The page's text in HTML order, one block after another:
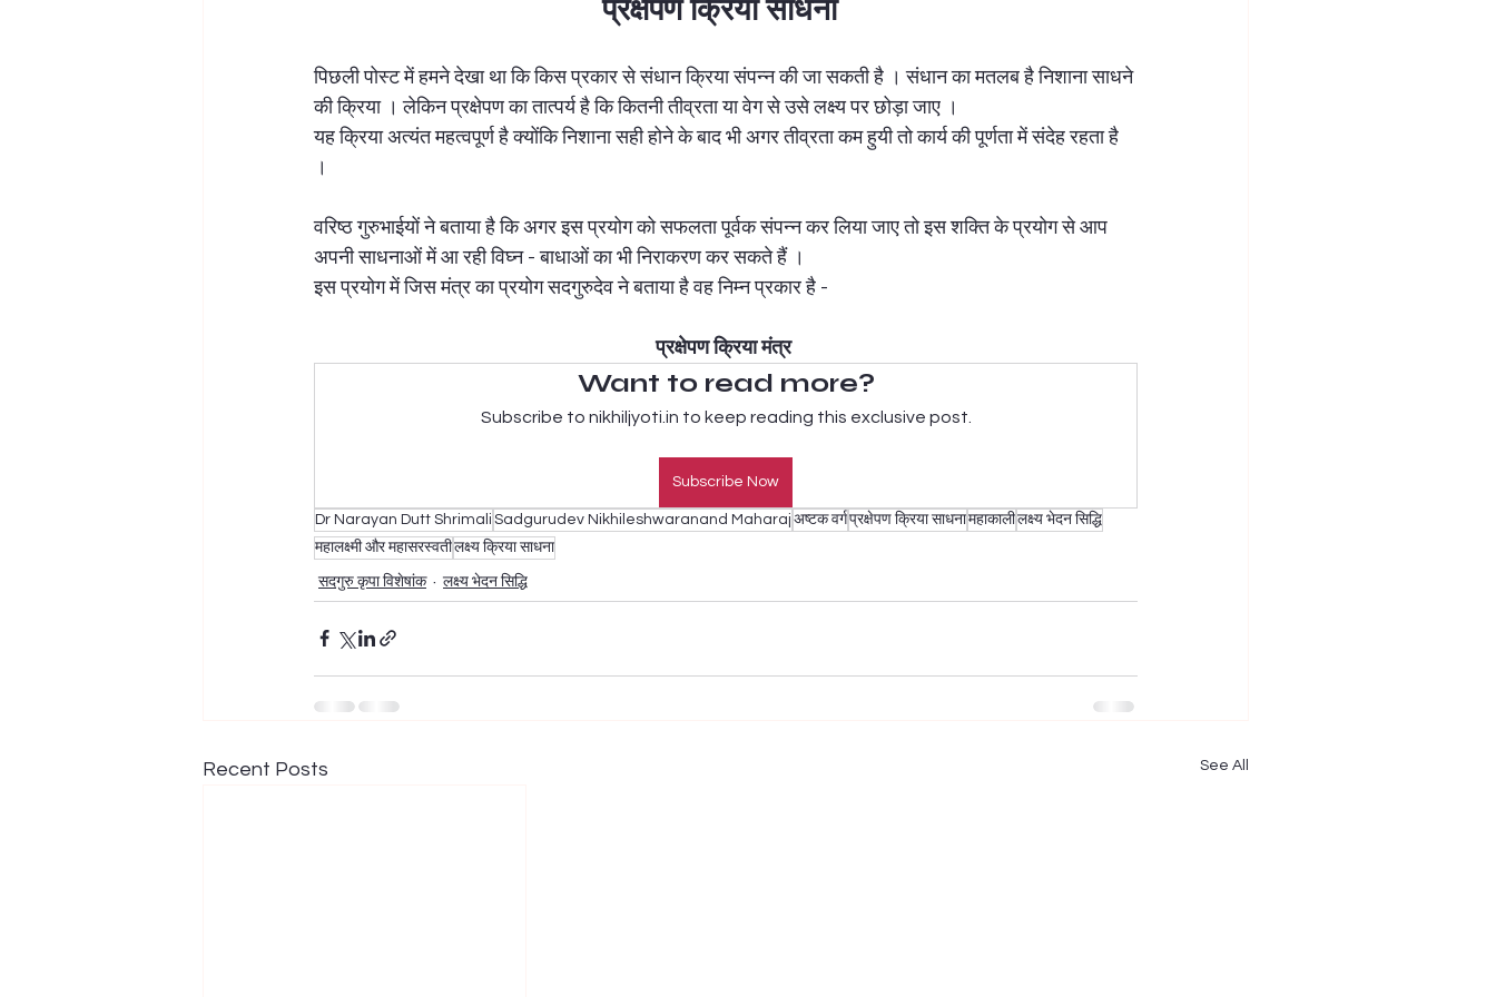
प्रक्षेपण क्रिया साधना
पिछली पोस्ट में हमने देखा था कि किस प्रकार से संधान क्रिया संपन्न की जा सकती है । संधान का मतलब है निशाना साधने
की क्रिया । लेकिन प्रक्षेपण का तात्पर्य है कि कितनी तीव्रता या वेग से उसे लक्ष्य पर छोड़ा जाए ।
यह क्रिया अत्यंत महत्वपूर्ण है क्योंकि निशाना सही होने के बाद भी अगर तीव्रता कम हुयी तो कार्य की पूर्णता में संदेह रहता है
।
वरिष्ठ गुरुभाईयों ने बताया है कि अगर इस प्रयोग को सफलता पूर्वक संपन्न कर लिया जाए तो इस शक्ति के प्रयोग से आप
अपनी साधनाओं में आ रही विघ्न - बाधाओं का भी निराकरण कर सकते हैं ।
इस प्रयोग में जिस मंत्र का प्रयोग सदगुरुदेव ने बताया है वह निम्न प्रकार है -
प्रक्षेपण क्रिया मंत्र
Want to read more?
Subscribe to nikhiljyoti.in to keep reading this exclusive post.
Subscribe Now
Dr Narayan Dutt Shrimali Sadgurudev Nikhileshwaranand Maharaj अष्टक वर्गप्रक्षेपण क्रिया साधनामहाकालीलक्ष्य भेदन सिद्धि
महालक्ष्मी और महासरस्वतीलक्ष्य क्रिया साधना
सदगुरु कृपा विशेषांक लक्ष्य भेदन सिद्धि
Recent Posts See All